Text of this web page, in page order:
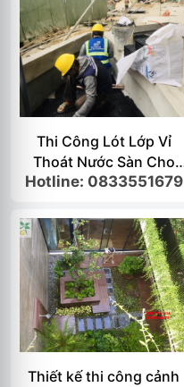
Thi Công Lót Lớp Vỉ
Thoát Nước Sàn Cho
Bồn Cây – Vỉ Nhựa
Hotline: 0833551679
Thiết kế thi công cảnh